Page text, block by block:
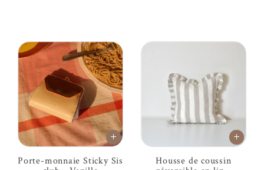
Porte-monnaie Sticky Sis
Housse de coussin